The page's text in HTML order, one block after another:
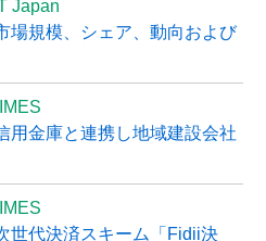
Japan
場規模、シェア、動向および
用金庫と連携し地域建設会社
世代決済スキーム「Fidii決